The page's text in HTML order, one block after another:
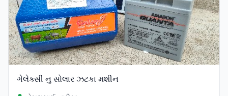
ગેલેક્સી નુ સોલાર ઝટકા મશીન